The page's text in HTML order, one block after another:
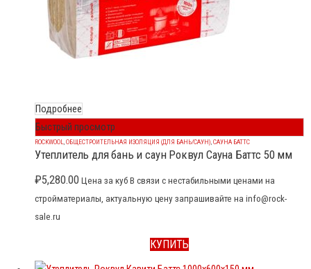
Подробнее
Быстрый просмотр
ROCKWOOL ОБЩЕСТРОИТЕЛЬНАЯ ИЗОЛЯЦИЯ (ДЛЯ БАНЬ/САУН) САУНА БАТТС
Утеплитель для бань и саун Роквул Сауна Баттс 50 мм
₽5,280.00 Цена за куб В связи с нестабильными ценами на
стройматериалы, актуальную цену запрашивайте на info@rock-
sale.ru
КУПИТЬ